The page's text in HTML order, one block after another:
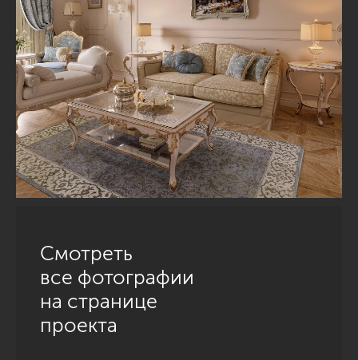
Смотреть
все фотографии
на странице
проекта